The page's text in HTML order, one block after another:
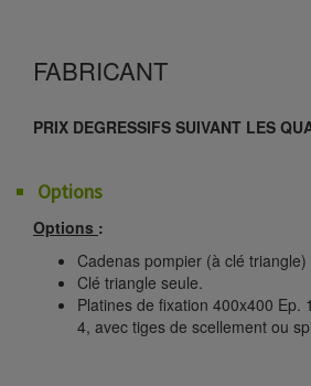
FABRICANT
PRIX DEGRESSIFS SUIVANT LES
Options
Options :
Cadenas pompier (à clé triangle)
Clé triangle seule.
Platines de fixation 400x400 Ep.
4, avec tiges de scellement ou